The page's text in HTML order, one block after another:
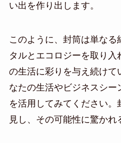
い出を作り出します。
このように、封筒は単なる
タルとエコロジーを取り入
の生活に彩りを与え続けて
なたの生活やビジネスシー
を活用してみてください。
見し、その可能性に驚かれ